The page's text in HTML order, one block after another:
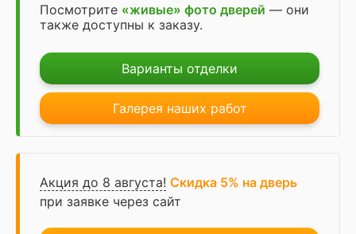
Посмотрите «живые» фото дверей — они
также доступны к заказу.
Варианты отделки
Галерея наших работ
Акция до 8 августа! Скидка 5% на дверь
при заявке через сайт